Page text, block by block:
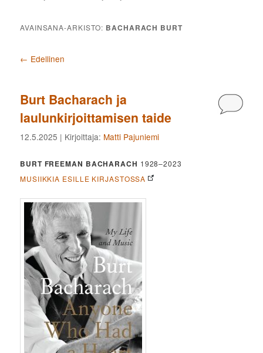
AVAINSANA-ARKISTO: BACHARACH BURT
Artikkelien selaus
← Edellinen
Burt Bacharach ja
laulunkirjoittamisen taide
12.5.2025 | Kirjoittaja: Matti Pajuniemi
BURT FREEMAN BACHARACH 1928–2023
MUSIIKKIA ESILLE KIRJASTOSSA